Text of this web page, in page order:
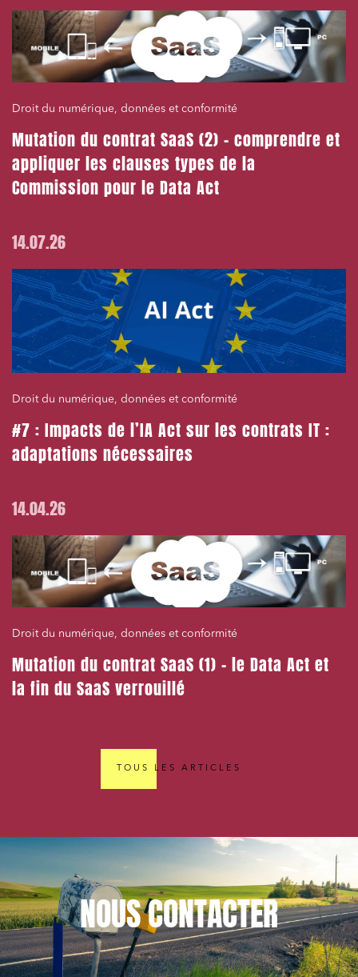
Droit du numérique, données et conformité
Mutation du contrat SaaS (2) – comprendre et
appliquer les clauses types de la
Commission pour le Data Act
14.07.26
Droit du numérique, données et conformité
#7 : Impacts de l’IA Act sur les contrats IT :
adaptations nécessaires
14.04.26
Droit du numérique, données et conformité
Mutation du contrat SaaS (1) – le Data Act et
la fin du SaaS verrouillé
TOUS LES ARTICLES
NOUSCONTACTER